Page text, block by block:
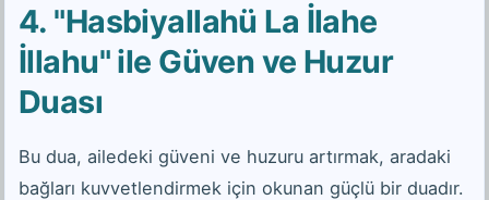
4. "Hasbiyallahü La İlahe
İllahu" ile Güven ve Huzur
Duası
Bu dua, ailedeki güveni ve huzuru artırmak, aradaki
bağları kuvvetlendirmek için okunan güçlü bir duadır.